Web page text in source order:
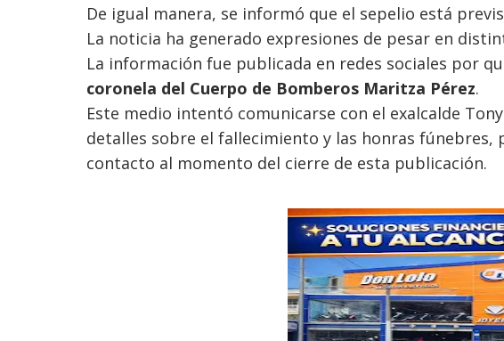
De igual manera, se informó que el sepelio está
La noticia ha generado expresiones de pesar en
La información fue publicada en redes sociales por
coronela del Cuerpo de Bomberos Maritza Pérez.
Este medio intentó comunicarse con el exalcalde
detalles sobre el fallecimiento y las honras
contacto al momento del cierre de esta publicación.